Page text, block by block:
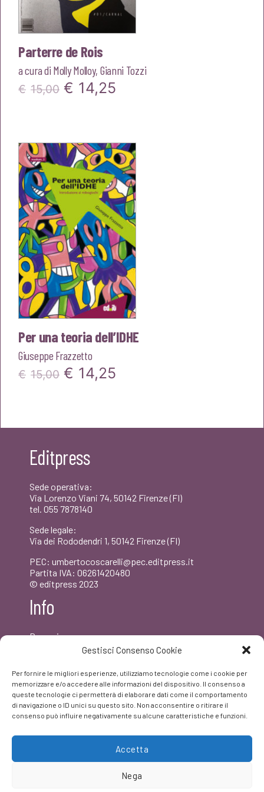
Gestisci Consenso Cookie
Per fornire le migliori esperienze, utilizziamo tecnologie come i cookie per
memorizzare e/o accedere alle informazioni del dispositivo. Il consenso a
queste tecnologie ci permetterà di elaborare dati come il comportamento
di navigazione o ID unici su questo sito. Non acconsentire o ritirare il
consenso può influire negativamente su alcune caratteristiche e funzioni.
Accetta
Nega
Parterre de Rois
a cura di Molly Molloy, Gianni Tozzi
€ 15,00 Il
era:
€15,00.
€ 14,25
è:
€14,25.
Per una teoria dell’IDHE
Giuseppe Frazzetto
€ 15,00 Il
€15,00.
€ 14,25
Editpress
Sede operativa:
Via Lorenzo Viani 74, 50142 Firenze (FI)
tel. 055 7878140
Sede legale:
Via dei Rododendri 1, 50142 Firenze (FI)
PEC: umbertocoscarelli@pec.editpress.it
Partita IVA: 06261420480
© editpress 2023
Info
Dove siamo
Privacy policy
FAQ
Facebook